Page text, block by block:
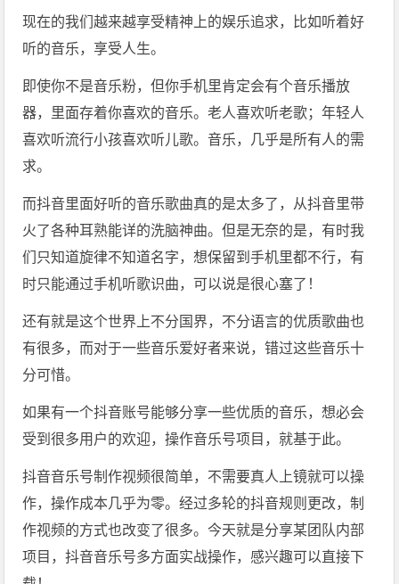
现在的我们越来越享受精神上的娱乐追求，比如听着好
听的音乐，享受人生。
即使你不是音乐粉，但你手机里肯定会有个音乐播放
器，里面存着你喜欢的音乐。老人喜欢听老歌；年轻人
喜欢听流行小孩喜欢听儿歌。音乐，几乎是所有人的需
求。
而抖音里面好听的音乐歌曲真的是太多了，从抖音里带
火了各种耳熟能详的洗脑神曲。但是无奈的是，有时我
们只知道旋律不知道名字，想保留到手机里都不行，有
时只能通过手机听歌识曲，可以说是很心塞了！
还有就是这个世界上不分国界，不分语言的优质歌曲也
有很多，而对于一些音乐爱好者来说，错过这些音乐十
分可惜。
如果有一个抖音账号能够分享一些优质的音乐，想必会
受到很多用户的欢迎，操作音乐号项目，就基于此。
抖音音乐号制作视频很简单，不需要真人上镜就可以操
作，操作成本几乎为零。经过多轮的抖音规则更改，制
作视频的方式也改变了很多。今天就是分享某团队内部
项目，抖音音乐号多方面实战操作，感兴趣可以直接下